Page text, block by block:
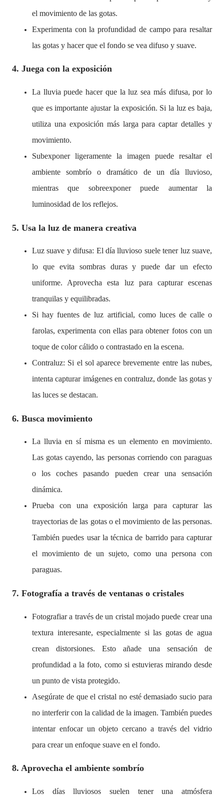
el movimiento de las gotas.
Experimenta con la profundidad de campo para resaltar
las gotas y hacer que el fondo se vea difuso y suave.
4. Juega con la exposición
La lluvia puede hacer que la luz sea más difusa, por lo
que es importante ajustar la exposición. Si la luz es baja,
utiliza una exposición más larga para captar detalles y
movimiento.
Subexponer ligeramente la imagen puede resaltar el
ambiente sombrío o dramático de un día lluvioso,
mientras que sobreexponer puede aumentar la
luminosidad de los reflejos.
5. Usa la luz de manera creativa
Luz suave y difusa: El día lluvioso suele tener luz suave,
lo que evita sombras duras y puede dar un efecto
uniforme. Aprovecha esta luz para capturar escenas
tranquilas y equilibradas.
Si hay fuentes de luz artificial, como luces de calle o
farolas, experimenta con ellas para obtener fotos con un
toque de color cálido o contrastado en la escena.
Contraluz: Si el sol aparece brevemente entre las nubes,
intenta capturar imágenes en contraluz, donde las gotas y
las luces se destacan.
6. Busca movimiento
La lluvia en sí misma es un elemento en movimiento.
Las gotas cayendo, las personas corriendo con paraguas
o los coches pasando pueden crear una sensación
dinámica.
Prueba con una exposición larga para capturar las
trayectorias de las gotas o el movimiento de las personas.
También puedes usar la técnica de barrido para capturar
el movimiento de un sujeto, como una persona con
paraguas.
7. Fotografía a través de ventanas o cristales
Fotografiar a través de un cristal mojado puede crear una
textura interesante, especialmente si las gotas de agua
crean distorsiones. Esto añade una sensación de
profundidad a la foto, como si estuvieras mirando desde
un punto de vista protegido.
Asegúrate de que el cristal no esté demasiado sucio para
no interferir con la calidad de la imagen. También puedes
intentar enfocar un objeto cercano a través del vidrio
para crear un enfoque suave en el fondo.
8. Aprovecha el ambiente sombrío
Los días lluviosos suelen tener una atmósfera